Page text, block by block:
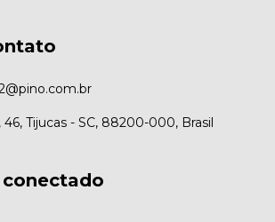
46, Tijucas - SC, 88200-000, Brasil